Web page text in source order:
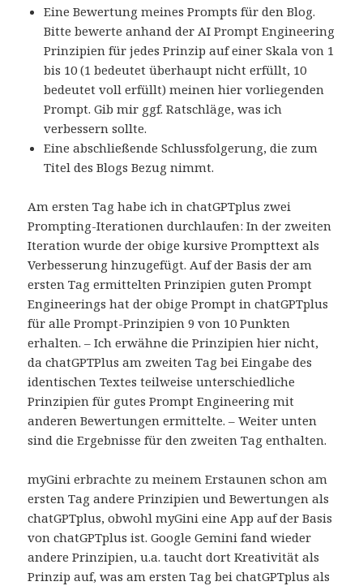
Eine Bewertung meines Prompts für den Blog.
Bitte bewerte anhand der AI Prompt Engineering
Prinzipien für jedes Prinzip auf einer Skala von 1
bis 10 (1 bedeutet überhaupt nicht erfüllt, 10
bedeutet voll erfüllt) meinen hier vorliegenden
Prompt. Gib mir ggf. Ratschläge, was ich
verbessern sollte.
Eine abschließende Schlussfolgerung, die zum
Titel des Blogs Bezug nimmt.
Am ersten Tag habe ich in chatGPTplus zwei
Prompting-Iterationen durchlaufen: In der zweiten
Iteration wurde der obige kursive Prompttext als
Verbesserung hinzugefügt. Auf der Basis der am
ersten Tag ermittelten Prinzipien guten Prompt
Engineerings hat der obige Prompt in chatGPTplus
für alle Prompt-Prinzipien 9 von 10 Punkten
erhalten. – Ich erwähne die Prinzipien hier nicht,
da chatGPTPlus am zweiten Tag bei Eingabe des
identischen Textes teilweise unterschiedliche
Prinzipien für gutes Prompt Engineering mit
anderen Bewertungen ermittelte. – Weiter unten
sind die Ergebnisse für den zweiten Tag enthalten.
myGini erbrachte zu meinem Erstaunen schon am
ersten Tag andere Prinzipien und Bewertungen als
chatGPTplus, obwohl myGini eine App auf der Basis
von chatGPTplus ist. Google Gemini fand wieder
andere Prinzipien, u.a. taucht dort Kreativität als
Prinzip auf, was am ersten Tag bei chatGPTplus als